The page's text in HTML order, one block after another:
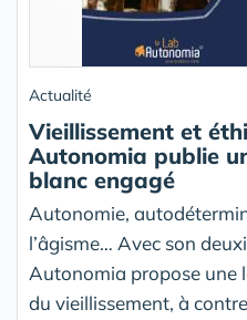
Actualité
Vieillissement et
Autonomia publie
blanc engagé
Autonomie,
l’âgisme… Avec son
Autonomia propose une
du vieillissement, à